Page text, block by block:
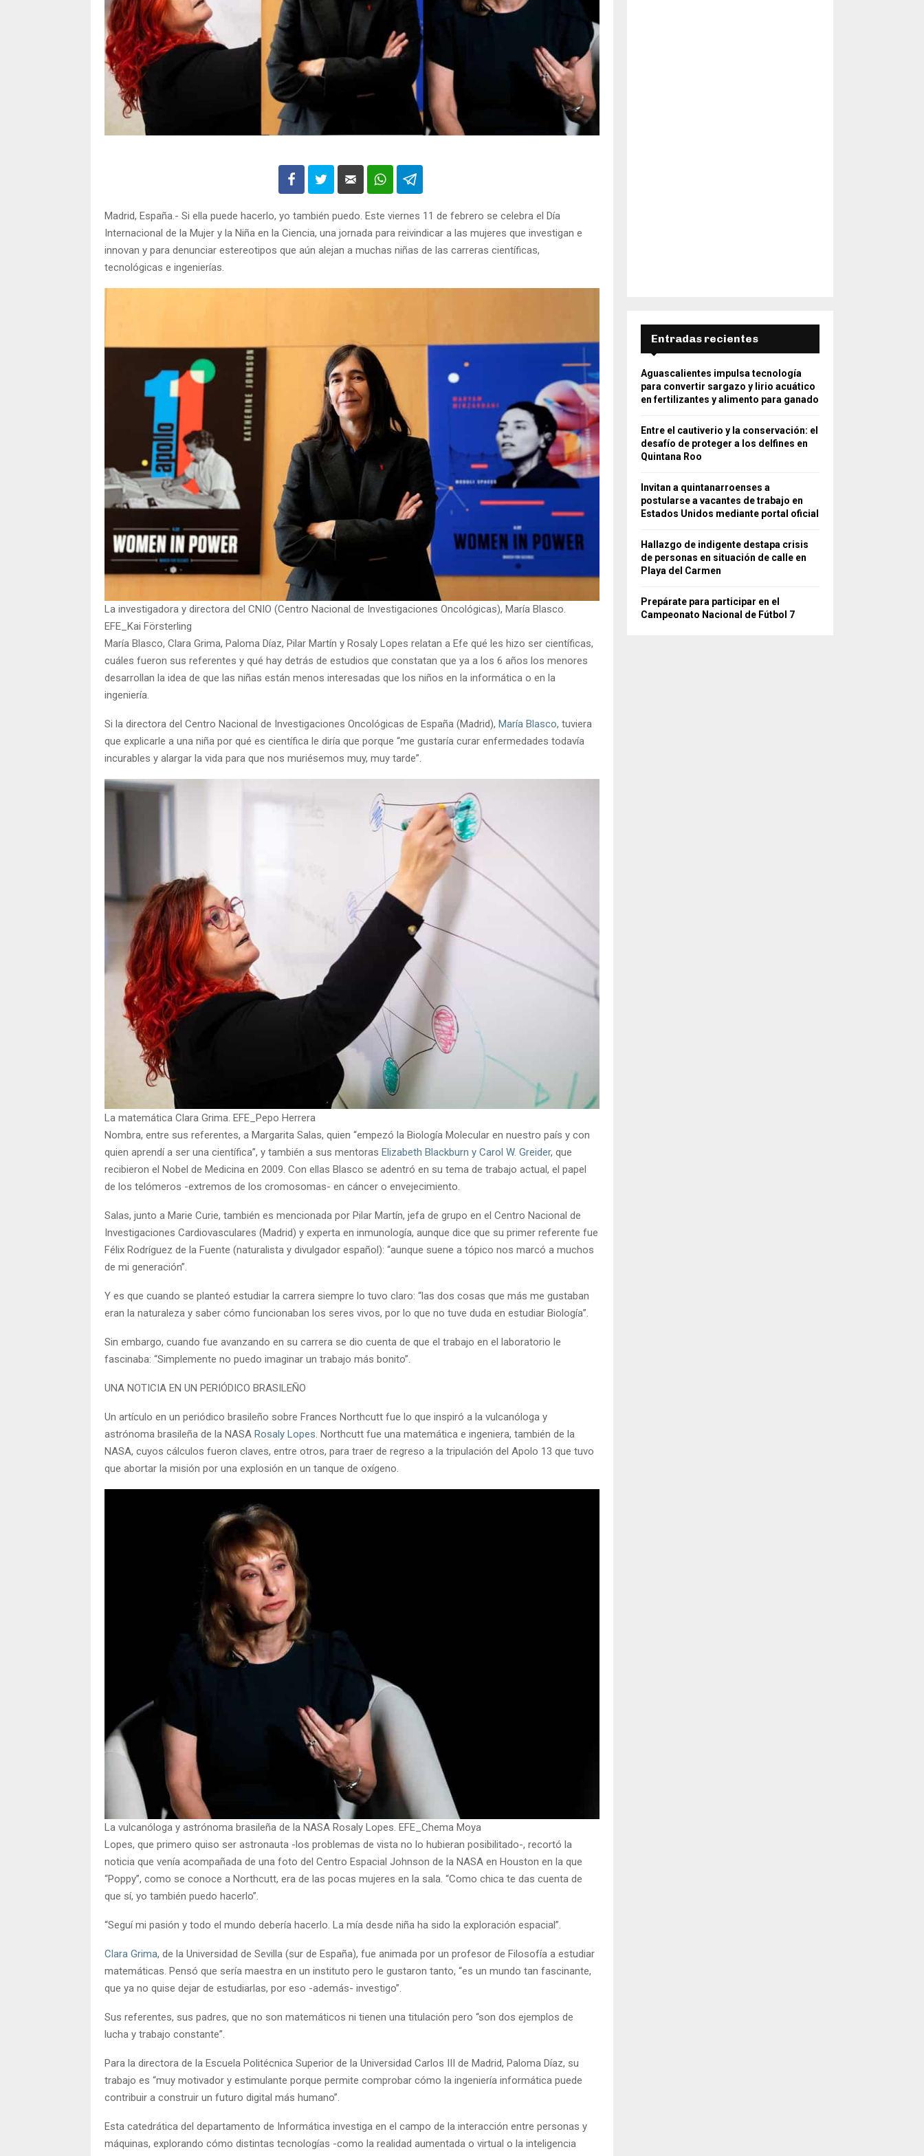
Madrid, España.- Si ella puede hacerlo, yo también puedo. Este viernes 11 de febrero se celebra el Día
Internacional de la Mujer y la Niña en la Ciencia, una jornada para reivindicar a las mujeres que investigan e
innovan y para denunciar estereotipos que aún alejan a muchas niñas de las carreras científicas,
tecnológicas e ingenierías.
La investigadora y directora del CNIO (Centro Nacional de Investigaciones Oncológicas), María Blasco.
EFE_Kai Försterling
María Blasco, Clara Grima, Paloma Díaz, Pilar Martín y Rosaly Lopes relatan a Efe qué les hizo ser científicas,
cuáles fueron sus referentes y qué hay detrás de estudios que constatan que ya a los 6 años los menores
desarrollan la idea de que las niñas están menos interesadas que los niños en la informática o en la
ingeniería.
Si la directora del Centro Nacional de Investigaciones Oncológicas de España (Madrid), María Blasco, tuviera
que explicarle a una niña por qué es científica le diría que porque “me gustaría curar enfermedades todavía
incurables y alargar la vida para que nos muriésemos muy, muy tarde”.
La matemática Clara Grima. EFE_Pepo Herrera
Nombra, entre sus referentes, a Margarita Salas, quien “empezó la Biología Molecular en nuestro país y con
quien aprendí a ser una científica”, y también a sus mentoras Elizabeth Blackburn y Carol W. Greider, que
recibieron el Nobel de Medicina en 2009. Con ellas Blasco se adentró en su tema de trabajo actual, el papel
de los telómeros -extremos de los cromosomas- en cáncer o envejecimiento.
Salas, junto a Marie Curie, también es mencionada por Pilar Martín, jefa de grupo en el Centro Nacional de
Investigaciones Cardiovasculares (Madrid) y experta en inmunología, aunque dice que su primer referente fue
Félix Rodríguez de la Fuente (naturalista y divulgador español): “aunque suene a tópico nos marcó a muchos
de mi generación”.
Y es que cuando se planteó estudiar la carrera siempre lo tuvo claro: “las dos cosas que más me gustaban
eran la naturaleza y saber cómo funcionaban los seres vivos, por lo que no tuve duda en estudiar Biología”.
Sin embargo, cuando fue avanzando en su carrera se dio cuenta de que el trabajo en el laboratorio le
fascinaba: “Simplemente no puedo imaginar un trabajo más bonito”.
UNA NOTICIA EN UN PERIÓDICO BRASILEÑO
Un artículo en un periódico brasileño sobre Frances Northcutt fue lo que inspiró a la vulcanóloga y
astrónoma brasileña de la NASA Rosaly Lopes. Northcutt fue una matemática e ingeniera, también de la
NASA, cuyos cálculos fueron claves, entre otros, para traer de regreso a la tripulación del Apolo 13 que tuvo
que abortar la misión por una explosión en un tanque de oxígeno.
La vulcanóloga y astrónoma brasileña de la NASA Rosaly Lopes. EFE_Chema Moya
Lopes, que primero quiso ser astronauta -los problemas de vista no lo hubieran posibilitado-, recortó la
noticia que venía acompañada de una foto del Centro Espacial Johnson de la NASA en Houston en la que
“Poppy”, como se conoce a Northcutt, era de las pocas mujeres en la sala. “Como chica te das cuenta de
que sí, yo también puedo hacerlo”.
“Seguí mi pasión y todo el mundo debería hacerlo. La mía desde niña ha sido la exploración espacial”.
Clara Grima, de la Universidad de Sevilla (sur de España), fue animada por un profesor de Filosofía a estudiar
matemáticas. Pensó que sería maestra en un instituto pero le gustaron tanto, “es un mundo tan fascinante,
que ya no quise dejar de estudiarlas, por eso -además- investigo”.
Sus referentes, sus padres, que no son matemáticos ni tienen una titulación pero “son dos ejemplos de
lucha y trabajo constante”.
Para la directora de la Escuela Politécnica Superior de la Universidad Carlos III de Madrid, Paloma Díaz, su
trabajo es “muy motivador y estimulante porque permite comprobar cómo la ingeniería informática puede
contribuir a construir un futuro digital más humano”.
Esta catedrática del departamento de Informática investiga en el campo de la interacción entre personas y
máquinas, explorando cómo distintas tecnologías -como la realidad aumentada o virtual o la inteligencia
Entradas recientes
Aguascalientes impulsa tecnología
para convertir sargazo y lirio acuático
en fertilizantes y alimento para ganado
Entre el cautiverio y la conservación: el
desafío de proteger a los delfines en
Quintana Roo
Invitan a quintanarroenses a
postularse a vacantes de trabajo en
Estados Unidos mediante portal oficial
Hallazgo de indigente destapa crisis
de personas en situación de calle en
Playa del Carmen
Prepárate para participar en el
Campeonato Nacional de Fútbol 7